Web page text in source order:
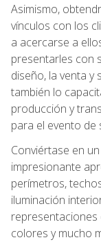
Asimismo,
vínculos con los
a acercarse a
presentarles con
diseño, la venta y
también lo
producción y
para el evento de
Conviértase en
impresionante
perímetros,
iluminación
representaciones
colores y mucho